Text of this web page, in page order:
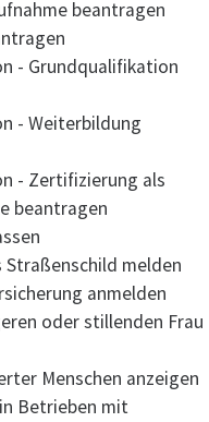
beantragen
- Grundqualifikation
- Weiterbildung
- Zertifizierung als
beantragen
melden
anmelden
oder stillenden Frau
Menschen anzeigen
Betrieben mit